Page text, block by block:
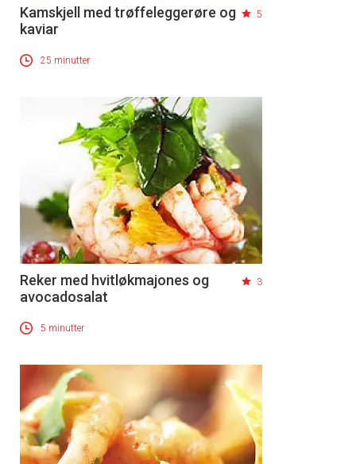
Kamskjell med trøffeleggerøre og
kaviar
5
25 minutter
Reker med hvitløkmajones og
avocadosalat
3
5 minutter